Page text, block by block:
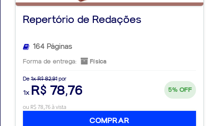
Repertório de Redações
164 Páginas
Forma de entrega: Física
De 1x R$ 82,91 por
1x R$ 78,76 5% OFF
ou R$ 78,76 à vista
COMPRAR